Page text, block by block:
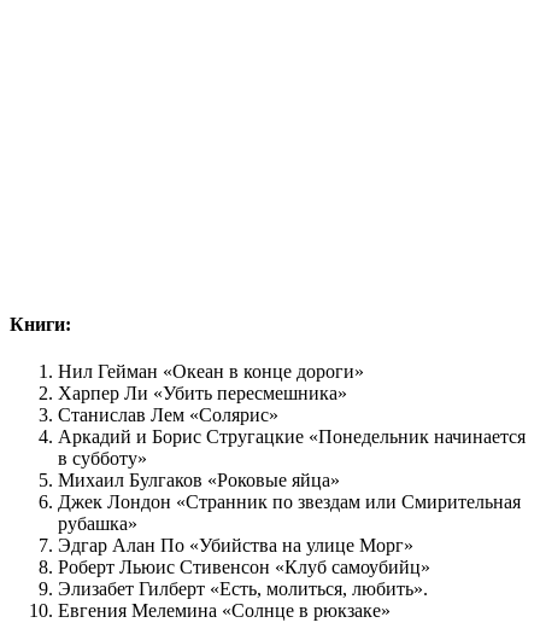
Книги:
Нил Гейман «Океан в конце дороги»
Харпер Ли «Убить пересмешника»
Станислав Лем «Солярис»
Аркадий и Борис Стругацкие «Понедельник начинается
в субботу»
Михаил Булгаков «Роковые яйца»
Джек Лондон «Странник по звездам или Смирительная
рубашка»
Эдгар Алан По «Убийства на улице Морг»
Роберт Льюис Стивенсон «Клуб самоубийц»
Элизабет Гилберт «Есть, молиться, любить».
Евгения Мелемина «Солнце в рюкзаке»